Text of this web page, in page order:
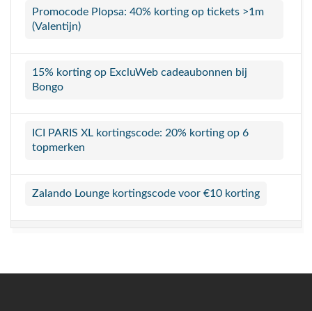
Promocode Plopsa: 40% korting op tickets >1m
(Valentijn)
15% korting op ExcluWeb cadeaubonnen bij
Bongo
ICI PARIS XL kortingscode: 20% korting op 6
topmerken
Zalando Lounge kortingscode voor €10 korting